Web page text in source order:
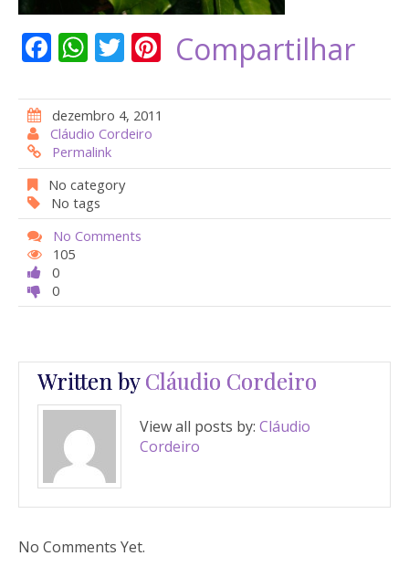
F
e
b
o
o
k
W
at
s
A
p
p
T
itt
er
Pi
er
st
Compartilhar
dezembro 4, 2011
Cláudio Cordeiro
Permalink
No category
No tags
No Comments
105
0
0
Written byCláudio Cordeiro
View all posts by: Cláudio
Cordeiro
No Comments Yet.